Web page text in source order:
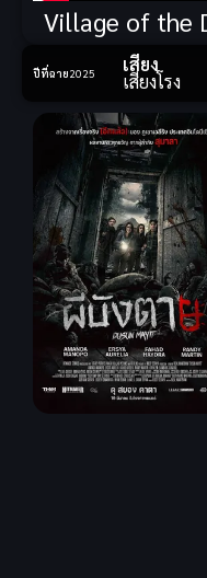
Village of the
ปีที่ฉาย2025 เสียง
เสียงโรง